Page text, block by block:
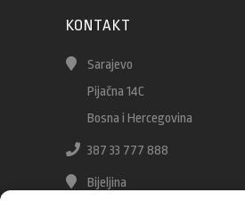
KONTAKT
Sarajevo
Pijačna 14C
Bosna i Hercegovina
387 33 777 888
Bijeljina